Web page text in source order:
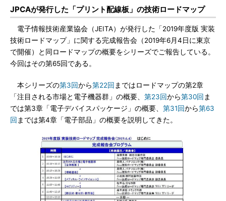
JPCAが発行した「プリント配線板」の技術ロードマップ
電子情報技術産業協会（JEITA）が発行した「2019年度版 実装
技術ロードマップ」に関する完成報告会（2019年6月4日に東京
で開催）と同ロードマップの概要をシリーズでご報告している。
今回はその第65回である。
本シリーズの第3回から第22回 まではロードマップの第2章
「注目される市場と電子機器群」の概要、 第23回から第30回 ま
では第3章「電子デバイスパッケージ」の概要、 第31回から第63
回 までは第4章「電子部品」の概要を説明してきた。